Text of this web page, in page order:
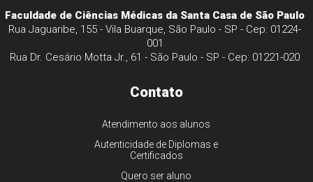
Faculdade de Ciências Médicas da Santa Casa de São Paulo
Rua Jaguaribe, 155 - Vila Buarque, São Paulo - SP - Cep: 01224-
001
Rua Dr. Cesário Motta Jr., 61 - São Paulo - SP - Cep: 01221-020
Contato
Atendimento aos alunos
Autenticidade de Diplomas e
Certificados
Quero ser aluno